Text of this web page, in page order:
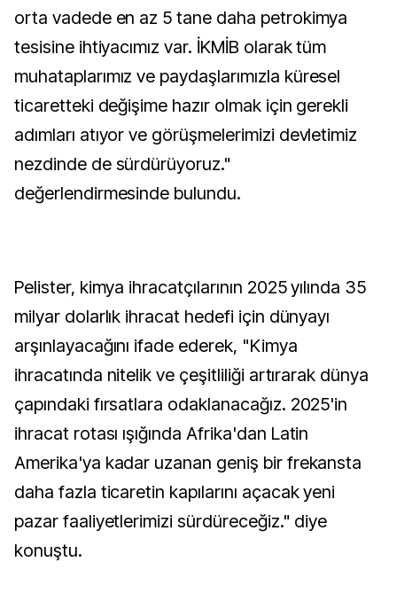
orta vadede en az 5 tane daha petrokimya
tesisine ihtiyacımız var. İKMİB olarak tüm
muhataplarımız ve paydaşlarımızla küresel
ticaretteki değişime hazır olmak için gerekli
adımları atıyor ve görüşmelerimizi devletimiz
nezdinde de sürdürüyoruz."
değerlendirmesinde bulundu.
Pelister, kimya ihracatçılarının 2025 yılında 35
milyar dolarlık ihracat hedefi için dünyayı
arşınlayacağını ifade ederek, "Kimya
ihracatında nitelik ve çeşitliliği artırarak dünya
çapındaki fırsatlara odaklanacağız. 2025'in
ihracat rotası ışığında Afrika'dan Latin
Amerika'ya kadar uzanan geniş bir frekansta
daha fazla ticaretin kapılarını açacak yeni
pazar faaliyetlerimizi sürdüreceğiz." diye
konuştu.